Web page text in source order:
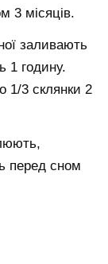
3 місяців.
заливають
1 годину.
1/3 склянки 2
перед сном